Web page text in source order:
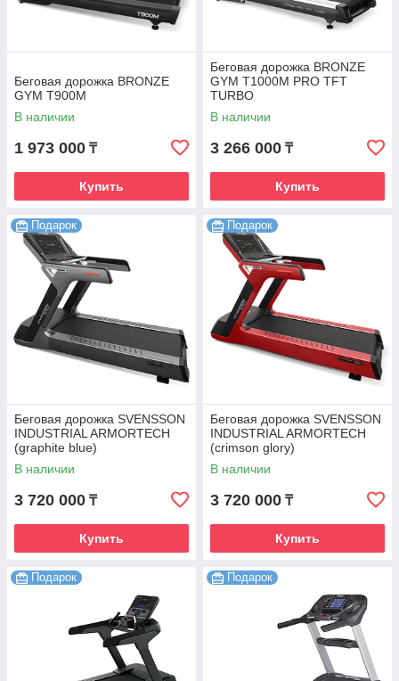
Беговая дорожка BRONZE
GYM T900M
В наличии
1 973 000 ₸
Купить
Беговая дорожка BRONZE
GYM T1000M PRO TFT
TURBO
В наличии
3 266 000 ₸
Купить
Подарок
Беговая дорожка SVENSSON
INDUSTRIAL ARMORTECH
(graphite blue)
В наличии
3 720 000 ₸
Купить
Подарок
Беговая дорожка SVENSSON
INDUSTRIAL ARMORTECH
(crimson glory)
В наличии
3 720 000 ₸
Купить
Подарок Подарок